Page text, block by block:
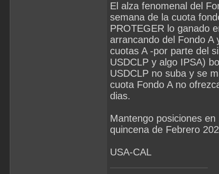
El alza fenomenal del
semana de la cuota
PROTEGER lo ganado
arrancando del Fondo
cuotas A -por parte del
USDCLP y algo IPSA)
USDCLP no suba y se
cuota Fondo A no
dias.
Mantengo posiciones
quincena de
USA-CAL